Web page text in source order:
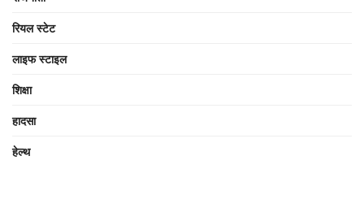
रियल स्टेट
लाइफ स्टाइल
शिक्षा
हादसा
हेल्थ